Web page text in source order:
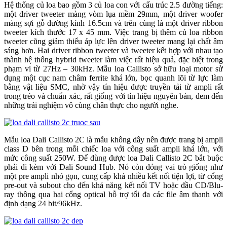
Hệ thống củ loa bao gồm 3 củ loa con với cấu trúc 2.5 đường tiếng:
một driver tweeter màng vòm lụa mềm 29mm, một driver woofer
màng sợi gỗ đường kính 16.5cm và trên cùng là một driver ribbon
tweeter kích thước 17 x 45 mm. Việc trang bị thêm củ loa ribbon
tweeter cũng giảm thiểu áp lực lên driver tweeter mang lại chất âm
sáng hơn. Hai driver ribbon tweeter và tweeter kết hợp với nhau tạo
thành hệ thống hybrid tweeter làm việc rất hiệu quả, đặc biệt trong
phạm vi từ 27Hz – 30kHz. Mẫu loa Callisto sở hữu loại motor sử
dụng một cục nam châm ferrite khá lớn, bọc quanh lõi từ lực làm
bằng vật liệu SMC, nhờ vậy tín hiệu được truyền tải từ ampli rất
trong trẻo và chuẩn xác, rất giống với tín hiệu nguyên bản, đem đến
những trải nghiệm vô cùng chân thực cho người nghe.
Mẫu loa Dali Callisto 2C là mẫu không dây nên được trang bị ampli
class D bên trong mỗi chiếc loa với công suất ampli khá lớn, với
mức công suất 250W. Để dùng được loa Dali Callisto 2C bắt buộc
phải đi kèm với Dali Sound Hub. Nó còn đóng vai trò giống như
một pre ampli nhỏ gọn, cung cấp khá nhiều kết nối tiện lợi, từ cổng
pre-out và subout cho đến khả năng kết nối TV hoặc đầu CD/Blu-
ray thông qua hai cổng optical hỗ trợ tối đa các file âm thanh với
định dạng 24 bit/96kHz.